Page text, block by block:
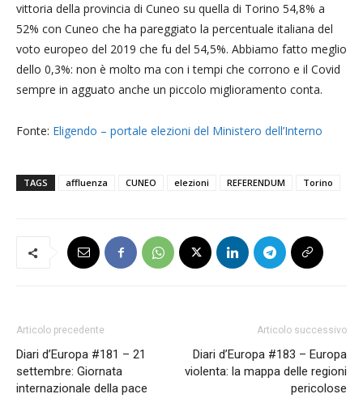
vittoria della provincia di Cuneo su quella di Torino 54,8% a
52% con Cuneo che ha pareggiato la percentuale italiana del
voto europeo del 2019 che fu del 54,5%. Abbiamo fatto meglio
dello 0,3%: non è molto ma con i tempi che corrono e il Covid
sempre in agguato anche un piccolo miglioramento conta.
Fonte: Eligendo – portale elezioni del Ministero dell’Interno
TAGS affluenza CUNEO elezioni REFERENDUM Torino
Articolo precedente
Diari d’Europa #181 – 21
settembre: Giornata
internazionale della pace
Articolo successivo
Diari d’Europa #183 – Europa
violenta: la mappa delle regioni
pericolose